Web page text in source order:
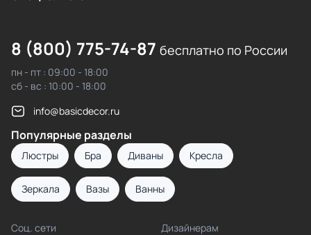
8 (800) 775-74-87 бесплатно по России
пн - пт : 09:00 - 18:00
сб - вс : 10:00 - 18:00
info@basicdecor.ru
Популярные разделы
Люстры Бра Диваны Кресла
Зеркала Вазы Ванны
Соц. сети Дизайнерам